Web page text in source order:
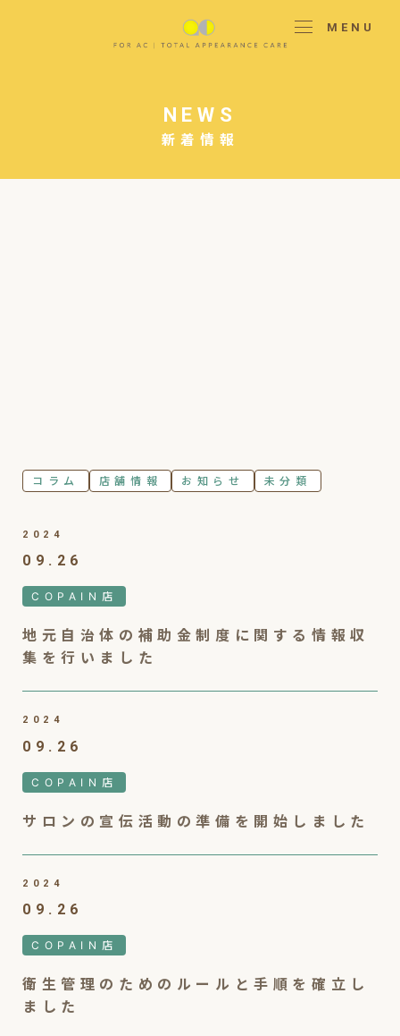
MENU
新着情報
NEWS
コラム 店舗情報 お知らせ 未分類
2024
09.26
COPAIN店
地元自治体の補助金制度に関する情報収
集を行いました
2024
09.26
COPAIN店
サロンの宣伝活動の準備を開始しました
2024
09.26
COPAIN店
衛生管理のためのルールと手順を確立し
ました